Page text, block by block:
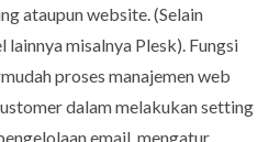
ataupun website. (Selain
lainnya misalnya Plesk). Fungsi
proses manajemen web
dalam melakukan setting
email, mengatur